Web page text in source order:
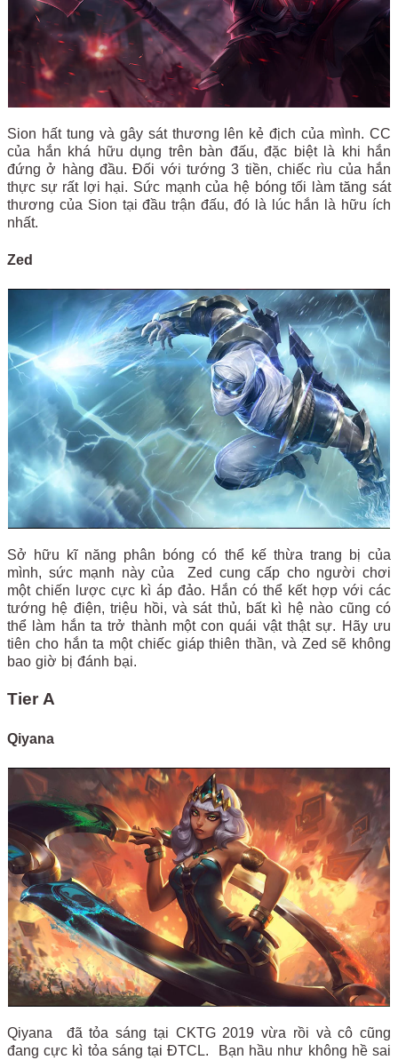
Sion hất tung và gây sát thương lên kẻ địch của mình. CC
của hắn khá hữu dụng trên bàn đấu, đặc biệt là khi hắn
đứng ở hàng đầu. Đối với tướng 3 tiền, chiếc rìu của hắn
thực sự rất lợi hại. Sức mạnh của hệ bóng tối làm tăng sát
thương của Sion tại đầu trận đấu, đó là lúc hắn là hữu ích
nhất.
Zed
Sở hữu kĩ năng phân bóng có thể kế thừa trang bị của
mình, sức mạnh này của Zed cung cấp cho người chơi
một chiến lược cực kì áp đảo. Hắn có thể kết hợp với các
tướng hệ điện, triệu hồi, và sát thủ, bất kì hệ nào cũng có
thể làm hắn ta trở thành một con quái vật thật sự. Hãy ưu
tiên cho hắn ta một chiếc giáp thiên thần, và Zed sẽ không
bao giờ bị đánh bại.
Tier A
Qiyana
Qiyana đã tỏa sáng tại CKTG 2019 vừa rồi và cô cũng
đang cực kì tỏa sáng tại ĐTCL. Bạn hầu như không hề sai